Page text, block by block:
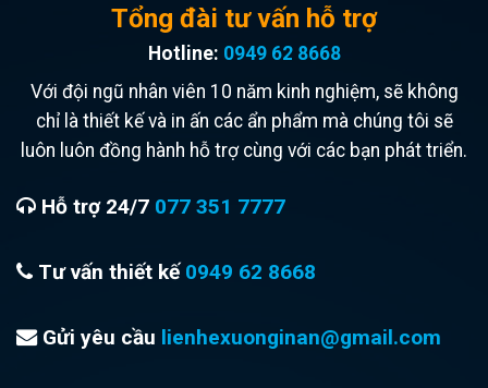
Tổng đài tư vấn hỗ trợ
Hotline: 0949 62 8668
Với đội ngũ nhân viên 10 năm kinh nghiệm, sẽ không
chỉ là thiết kế và in ấn các ẩn phẩm mà chúng tôi sẽ
luôn luôn đồng hành hỗ trợ cùng với các bạn phát triển.
Hỗ trợ 24/7 077 351 7777
Tư vấn thiết kế 0949 62 8668
Gửi yêu cầu lienhexuonginan@gmail.com